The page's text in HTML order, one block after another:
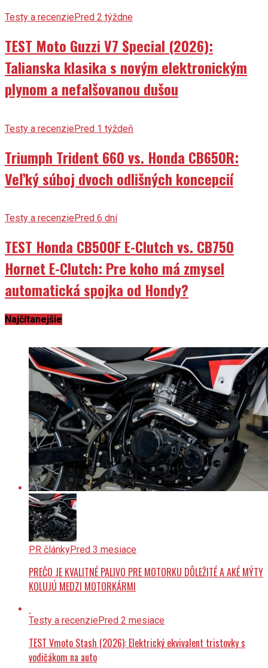
Testy a recenziePred 2 týždne
TEST Moto Guzzi V7 Special (2026):
Talianska klasika s novým elektronickým
plynom a nefalšovanou dušou
Testy a recenziePred 1 týždeň
Triumph Trident 660 vs. Honda CB650R:
Veľký súboj dvoch odlišných koncepcií
Testy a recenziePred 6 dní
TEST Honda CB500F E-Clutch vs. CB750
Hornet E-Clutch: Pre koho má zmysel
automatická spojka od Hondy?
Najčítanejšie
PR článkyPred 3 mesiace
PREČO JE KVALITNÉ PALIVO PRE MOTORKU DÔLEŽITÉ A AKÉ MÝTY
KOLUJÚ MEDZI MOTORKÁRMI
Testy a recenziePred 2 mesiace
TEST Vmoto Stash (2026): Elektrický ekvivalent tristovky s
vodičákom na auto